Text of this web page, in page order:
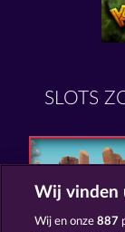
SLOTS
Wij vinden
Wij en onze887